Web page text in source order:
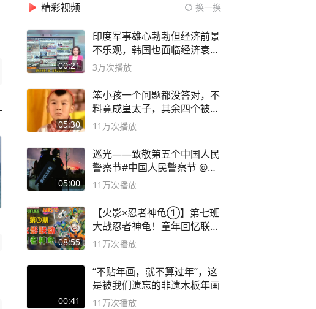
精彩视频 换一换
00:21
印度军事雄心勃勃但经济前景
不乐观，韩国也面临经济衰退
风险
3万次播放
05:30
笨小孩一个问题都没答对，不
料竟成皇太子，其余四个被处
死
11万次播放
05:00
巡光——致敬第五个中国人民
警察节#中国人民警察节 @抖
音小助手
11万次播放
08:55
【火影×忍者神龟①】第七班
大战忍者神龟！童年回忆联动
论武？
11万次播放
00:41
“不贴年画，就不算过年”，这
是被我们遗忘的非遗木板年画
11万次播放